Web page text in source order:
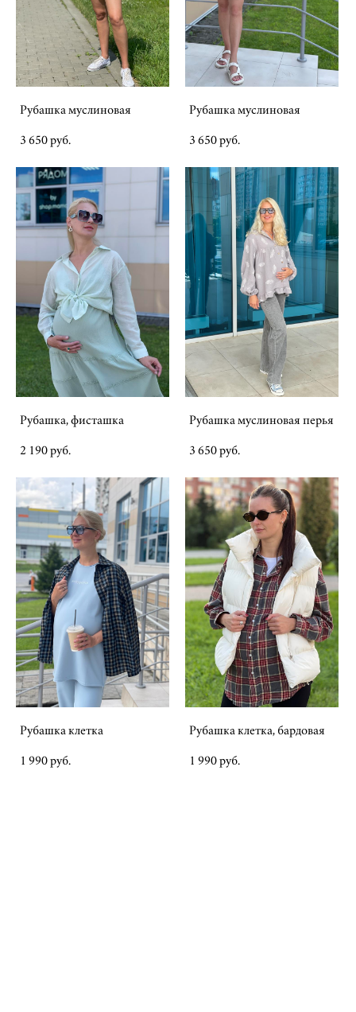
Рубашка муслиновая
3 650 pуб.
Рубашка муслиновая
3 650 pуб.
Рубашка, фисташка
2 190 pуб.
Рубашка муслиновая перья
3 650 pуб.
Рубашка клетка
1 990 pуб.
Рубашка клетка, бардовая
1 990 pуб.